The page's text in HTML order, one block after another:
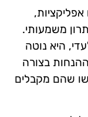
משמעותי.
היא נוטה
בצורה
שהם מקבלים